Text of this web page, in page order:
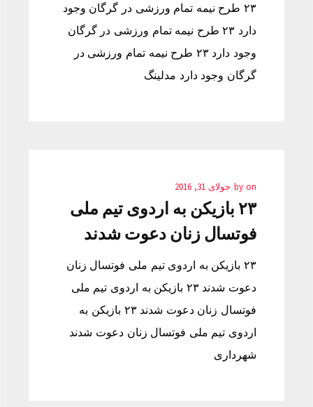
۲۳ طرح نیمه تمام ورزشی در گرگان وجود
دارد ۲۳ طرح نیمه تمام ورزشی در گرگان
وجود دارد ۲۳ طرح نیمه تمام ورزشی در
گرگان وجود دارد مدلینگ
by on جولای 31, 2016
۲۳ بازیکن به اردوی تیم ملی
فوتسال زنان دعوت شدند
۲۳ بازیکن به اردوی تیم ملی فوتسال زنان
دعوت شدند ۲۳ بازیکن به اردوی تیم ملی
فوتسال زنان دعوت شدند ۲۳ بازیکن به
اردوی تیم ملی فوتسال زنان دعوت شدند
شهرداری